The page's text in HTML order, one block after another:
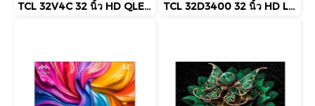
TCL 32V4C 32 นิ้ว HD QLED Google TV รุ่น V4C ปี 2025 TCL 32D3400 32 นิ้ว HD LED TV รุ่น D3400